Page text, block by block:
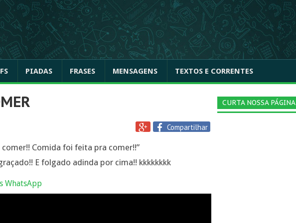
PIADAS FRASES MENSAGENS TEXTOS E CORRENTES
Compartilhar
Comida foi feita pra comer!!”
E folgado adinda por cima!! kkkkkkkk
WhatsApp
CURTA NOSSA PÁGINA